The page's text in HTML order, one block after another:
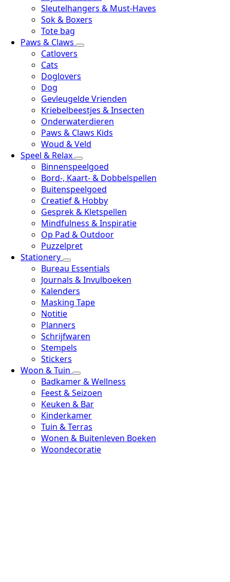
Sleutelhangers & Must-Haves
Sok & Boxers
Tote bag
Paws & Claws
Catlovers
Cats
Doglovers
Dog
Gevleugelde Vrienden
Kriebelbeestjes & Insecten
Onderwaterdieren
Paws & Claws Kids
Woud & Veld
Speel & Relax
Binnenspeelgoed
Bord-, Kaart- & Dobbelspellen
Buitenspeelgoed
Creatief & Hobby
Gesprek & Kletspellen
Mindfulness & Inspiratie
Op Pad & Outdoor
Puzzelpret
Stationery
Bureau Essentials
Journals & Invulboeken
Kalenders
Masking Tape
Notitie
Planners
Schrijfwaren
Stempels
Stickers
Woon & Tuin
Badkamer & Wellness
Feest & Seizoen
Keuken & Bar
Kinderkamer
Tuin & Terras
Wonen & Buitenleven Boeken
Woondecoratie